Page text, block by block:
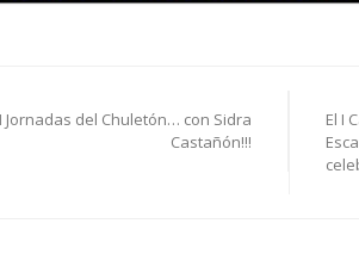
Jornadas del Chuletón… con Sidra
Castañón!!!
El I